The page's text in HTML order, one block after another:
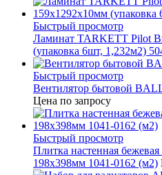
Быстрый просмотр
Ламинат TARKETT Pilot
(упаковка 6шт, 1,232м2)
Быстрый просмотр
Вентилятор бытовой
Цена по запросу
Быстрый просмотр
Плитка настенная
198x398мм 1041-0162 (м2)